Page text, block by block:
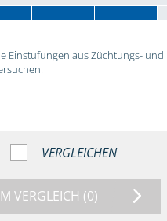
Einstufungen aus Züchtungs- und
VERGLEICHEN
VERGLEICH (0)